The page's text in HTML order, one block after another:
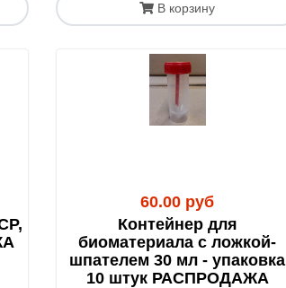
В корзину
60.00 руб
Контейнер для
биоматериала с ложкой-
шпателем 30 мл - упаковка
10 штук РАСПРОДАЖА